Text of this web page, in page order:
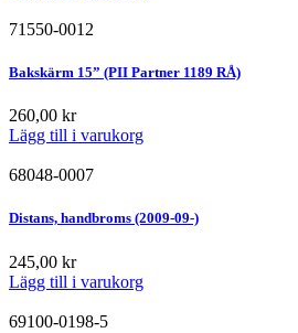
71550-0012
Bakskärm 15” (PII Partner 1189 RÅ)
260,00 kr
Lägg till i varukorg
68048-0007
Distans, handbroms (2009-09-)
245,00 kr
Lägg till i varukorg
69100-0198-5